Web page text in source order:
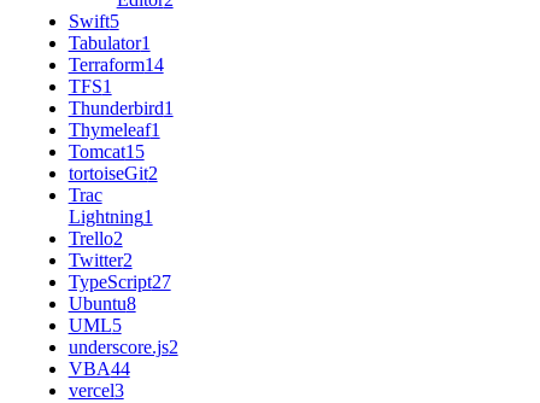
Swift5
Tabulator1
Terraform14
TFS1
Thunderbird1
Thymeleaf1
Tomcat15
tortoiseGit2
Trac
Lightning1
Trello2
Twitter2
TypeScript27
Ubuntu8
UML5
underscore.js2
VBA44
vercel3